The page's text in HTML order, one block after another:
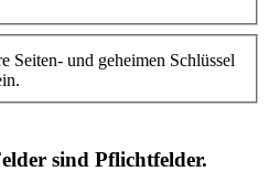
Seiten- und geheimen Schlüssel
sind Pflichtfelder.